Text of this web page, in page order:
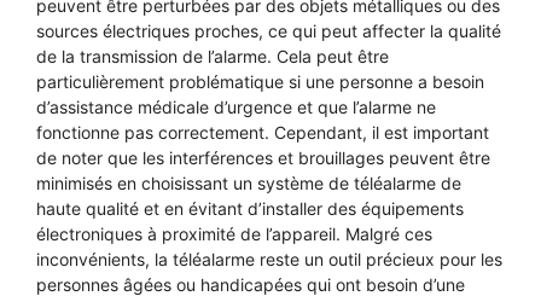
peuvent être perturbées par des objets métalliques ou des
sources électriques proches, ce qui peut affecter la qualité
de la transmission de l’alarme. Cela peut être
particulièrement problématique si une personne a besoin
d’assistance médicale d’urgence et que l’alarme ne
fonctionne pas correctement. Cependant, il est important
de noter que les interférences et brouillages peuvent être
minimisés en choisissant un système de téléalarme de
haute qualité et en évitant d’installer des équipements
électroniques à proximité de l’appareil. Malgré ces
inconvénients, la téléalarme reste un outil précieux pour les
personnes âgées ou handicapées qui ont besoin d’une